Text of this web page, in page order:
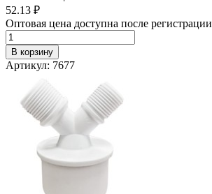
52.13 ₽
Оптовая цена доступна после регистрации
В корзину
Артикул: 7677